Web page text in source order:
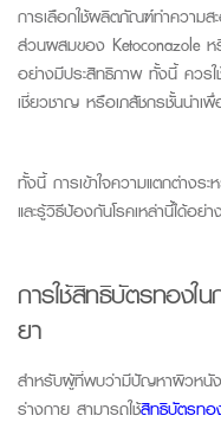
การเลือกใช้ผลิตภัณฑ์ทำความ
ส่วนผสมของ Ketoconazole
อย่างมีประสิทธิภาพ ทั้งนี้ ควร
เชี่ยวชาญ หรือเภสัชกรชั้นนำเ
ทั้งนี้ การเข้าใจความแตกต่างระ
และรู้วิธีป้องกันโรคเหล่านี้ได้อย่
การใช้สิทธิบัตรทองใ
ยา
สำหรับผู้ที่พบว่ามีปัญหาผิวหนั
ร่างกาย สามารถใช้สิทธิบัตรท